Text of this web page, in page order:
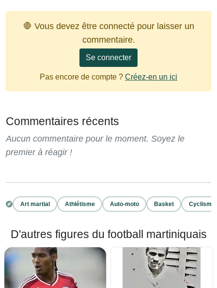
🛑 Vous devez être connecté pour laisser un
commentaire.
Se connecter
Pas encore de compte ? Créez-en un ici
Commentaires récents
Aucun commentaire pour le moment. Soyez le
premier à réagir !
Art martial Athlétisme Auto-moto Basket Cyclisme
D'autres figures du football martiniquais